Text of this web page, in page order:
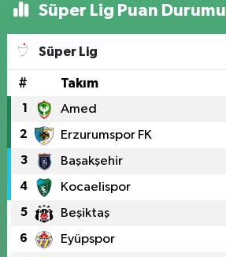
Süper Lig Puan Durumu
Süper Lig
# Takım
1 Amed
2 Erzurumspor FK
3 Başakşehir
4 Kocaelispor
5 Beşiktaş
6 Eyüpspor